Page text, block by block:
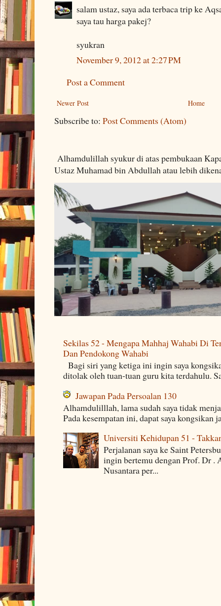
salam ustaz, saya ada terbaca trip ke
saya tau harga pakej?
syukran
November 9, 2012 at 2:27 PM
Post a Comment
Newer Post Home
Subscribe to: Post Comments (Atom)
Alhamdulillah syukur di atas pembukaan
Ustaz Muhamad bin Abdullah atau lebih
Sekilas 52 - Mengapa Mahhaj Wahabi Di
Dan Pendokong Wahabi
Bagi siri yang ketiga ini ingin saya
ditolak oleh tuan-tuan guru kita terdahulu.
Jawapan Pada Persoalan 130
Alhamdulilllah, lama sudah saya tidak
Pada kesempatan ini, dapat saya kongsikan
Universiti Kehidupan 51 -
Perjalanan saya ke Saint
ingin bertemu dengan Prof. Dr
Nusantara per...